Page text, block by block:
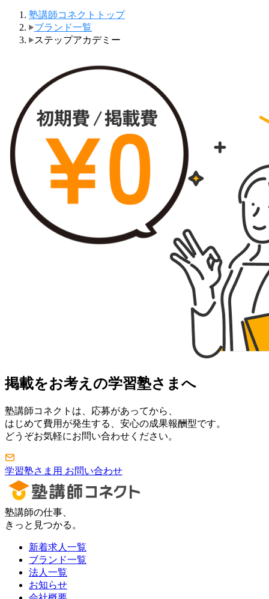
塾講師コネクトトップ
ブランド一覧
ステップアカデミー
掲載をお考えの学習塾さまへ
塾講師コネクトは、応募があってから、
はじめて費用が発生する、安心の成果報酬型です。
どうぞお気軽にお問い合わせください。
学習塾さま用 お問い合わせ
塾講師の仕事、
きっと見つかる。
新着求人一覧
ブランド一覧
法人一覧
お知らせ